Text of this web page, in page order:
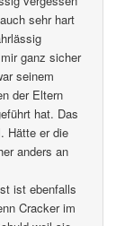
sehr hart
ganz sicher
seinem
der Eltern
hat. Das
Hätte er die
anders an
ist ebenfalls
Cracker im